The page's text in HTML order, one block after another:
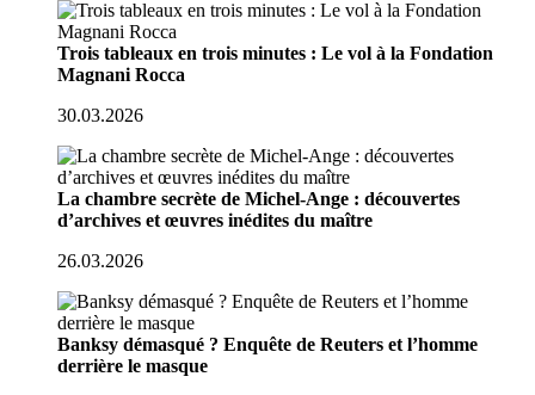
Trois tableaux en trois minutes : Le vol à la Fondation
Magnani Rocca
30.03.2026
La chambre secrète de Michel-Ange : découvertes
d’archives et œuvres inédites du maître
26.03.2026
Banksy démasqué ? Enquête de Reuters et l’homme
derrière le masque